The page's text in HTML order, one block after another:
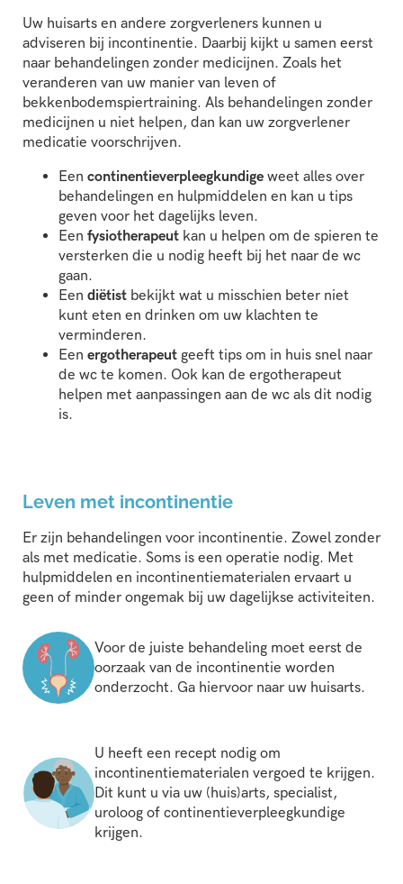
Uw huisarts en andere zorgverleners kunnen u
adviseren bij incontinentie. Daarbij kijkt u samen eerst
naar behandelingen zonder medicijnen. Zoals het
veranderen van uw manier van leven of
bekkenbodemspiertraining. Als behandelingen zonder
medicijnen u niet helpen, dan kan uw zorgverlener
medicatie voorschrijven.
Een continentieverpleegkundigeweet alles over
behandelingen en hulpmiddelen en kan u tips
geven voor het dagelijks leven.
Een fysiotherapeut kan u helpen om de spieren te
versterken die u nodig heeft bij het naar de wc
gaan.
Een diëtist bekijkt wat u misschien beter niet
kunt eten en drinken om uw klachten te
verminderen.
Een ergotherapeut geeft tips om in huis snel naar
de wc te komen. Ook kan de ergotherapeut
helpen met aanpassingen aan de wc als dit nodig
is.
Leven met incontinentie
Er zijn behandelingen voor incontinentie. Zowel zonder
als met medicatie. Soms is een operatie nodig. Met
hulpmiddelen en incontinentiematerialen ervaart u
geen of minder ongemak bij uw dagelijkse activiteiten.
Voor de juiste behandeling moet eerst de
oorzaak van de incontinentie worden
onderzocht. Ga hiervoornaar uw huisarts.
U heeft een recept nodig om
incontinentiematerialen vergoed te krijgen.
Dit kunt u via uw (huis)arts, specialist,
uroloog of continentieverpleegkundige
krijgen.